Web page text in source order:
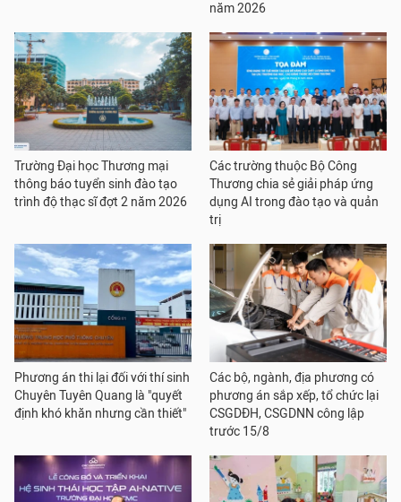
năm 2026
Trường Đại học Thương mại
thông báo tuyển sinh đào tạo
trình độ thạc sĩ đợt 2 năm 2026
Các trường thuộc Bộ Công
Thương chia sẻ giải pháp ứng
dụng AI trong đào tạo và quản
trị
Phương án thi lại đối với thí sinh
Chuyên Tuyên Quang là "quyết
định khó khăn nhưng cần thiết"
Các bộ, ngành, địa phương có
phương án sắp xếp, tổ chức lại
CSGDĐH, CSGDNN công lập
trước 15/8